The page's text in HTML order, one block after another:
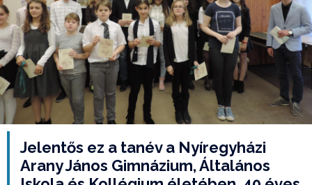
Jelentős ez a tanév a Nyíregyházi
Arany János Gimnázium, Általános